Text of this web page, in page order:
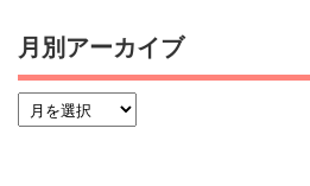
月別アーカイブ